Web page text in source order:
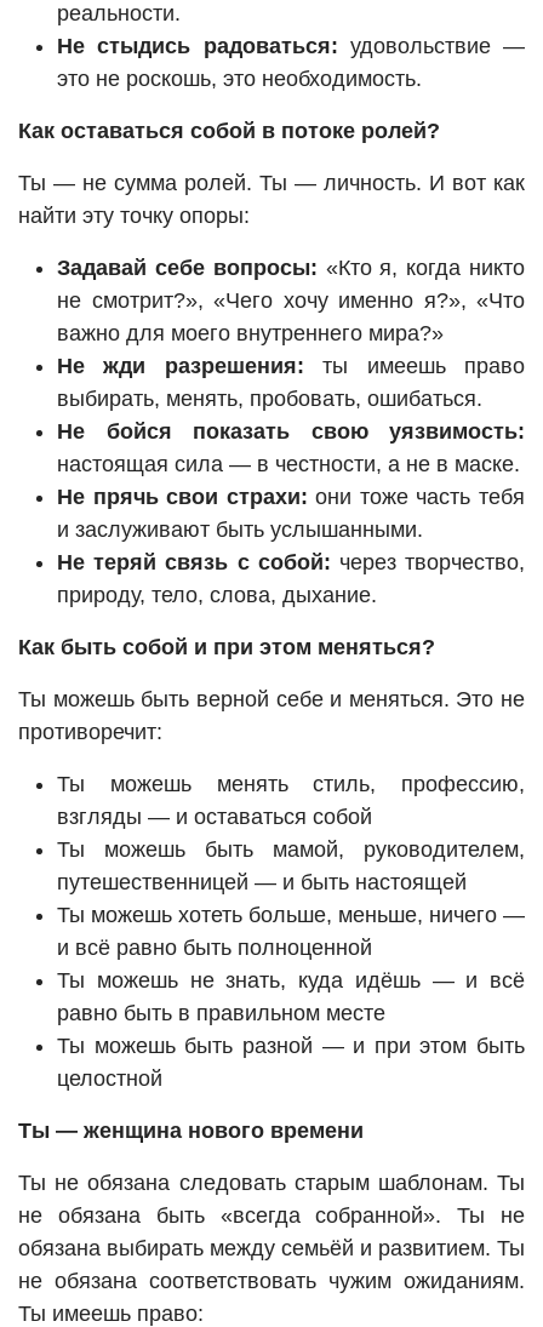
реальности.
Не стыдись радоваться: удовольствие —
это не роскошь, это необходимость.
Как оставаться собой в потоке ролей?
Ты — не сумма ролей. Ты — личность. И вот как
найти эту точку опоры:
Задавай себе вопросы: «Кто я, когда никто
не смотрит?», «Чего хочу именно я?», «Что
важно для моего внутреннего мира?»
Не жди разрешения: ты имеешь право
выбирать, менять, пробовать, ошибаться.
Не бойся показать свою уязвимость:
настоящая сила — в честности, а не в маске.
Не прячь свои страхи: они тоже часть тебя
и заслуживают быть услышанными.
Не теряй связь с собой: через творчество,
природу, тело, слова, дыхание.
Как быть собой и при этом меняться?
Ты можешь быть верной себе и меняться. Это не
противоречит:
Ты можешь менять стиль, профессию,
взгляды — и оставаться собой
Ты можешь быть мамой, руководителем,
путешественницей — и быть настоящей
Ты можешь хотеть больше, меньше, ничего —
и всё равно быть полноценной
Ты можешь не знать, куда идёшь — и всё
равно быть в правильном месте
Ты можешь быть разной — и при этом быть
целостной
Ты — женщина нового времени
Ты не обязана следовать старым шаблонам. Ты
не обязана быть «всегда собранной». Ты не
обязана выбирать между семьёй и развитием. Ты
не обязана соответствовать чужим ожиданиям.
Ты имеешь право: